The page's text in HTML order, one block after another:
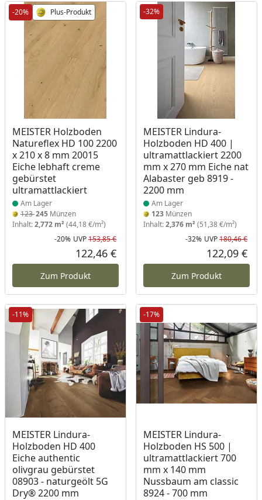
-20% Plus-Produkt
MEISTER Holzboden
Natureflex HD 100 2200
x 210 x 8 mm 20015
Eiche lebhaft creme
gebürstet
ultramattlackiert
Produkt am Lager
Am Lager
123245 Münzen
Inhalt:2,772 m² (44,18 €/m²)
Rabatt in Prozent
-20%
Ursprünglicher Preis
UVP153,85 €
Aktueller Preis
122,46 €
Zum Produkt
-32%
MEISTER Lindura-
Holzboden HD 400 |
ultramattlackiert 2200
mm x 270 mm Eiche nat
Alabaster geb 8919 -
2200 mm
Produkt am Lager
Am Lager
123Münzen
Inhalt:2,376 m² (51,38 €/m²)
-32% UVP180,46 €
122,09 €
Zum Produkt
-11%
MEISTER Lindura-
Holzboden HD 400
Eiche authentic
olivgrau gebürstet
08903 - naturgeölt 5G
Dry® 2200 mm
-17%
MEISTER Lindura-
Holzboden HS 500 |
ultramattlackiert 700
mm x 140 mm
Nussbaum am classic
8924 - 700 mm